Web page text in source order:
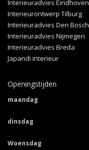
Interieuradvies Eindhoven
Interieurontwerp Tilburg
Interieuradvies Den Bosch
Interieuradvies Nijmegen
Interieuradvies Breda
Japandi interieur
Openingstijden
maandag
dinsdag
Woensdag